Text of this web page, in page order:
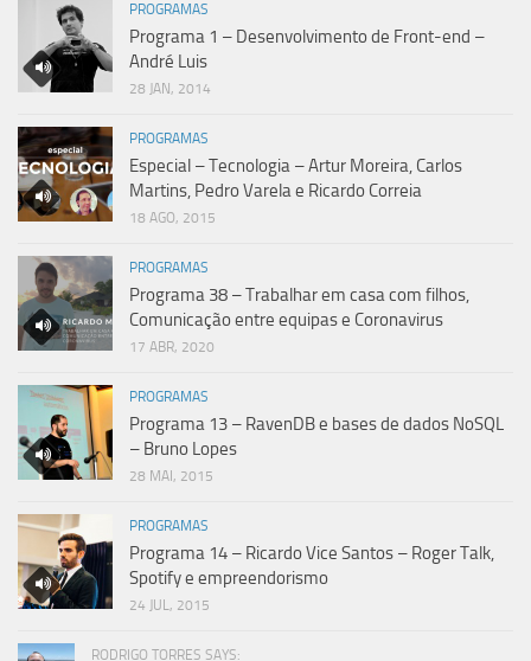
PROGRAMAS
Programa 1 – Desenvolvimento de Front-end –
André Luis
28 JAN, 2014
PROGRAMAS
Especial – Tecnologia – Artur Moreira, Carlos
Martins, Pedro Varela e Ricardo Correia
18 AGO, 2015
PROGRAMAS
Programa 38 – Trabalhar em casa com filhos,
Comunicação entre equipas e Coronavirus
17 ABR, 2020
PROGRAMAS
Programa 13 – RavenDB e bases de dados NoSQL
– Bruno Lopes
28 MAI, 2015
PROGRAMAS
Programa 14 – Ricardo Vice Santos – Roger Talk,
Spotify e empreendorismo
24 JUL, 2015
RODRIGO TORRES SAYS: